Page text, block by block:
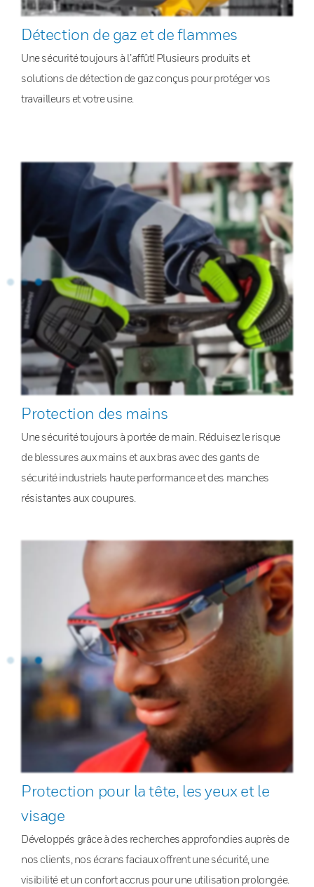
Détection de gaz et de flammes
Une sécurité toujours à l’affût! Plusieurs produits et
solutions de détection de gaz conçus pour protéger vos
travailleurs et votre usine.
Protection des mains
Une sécurité toujours à portée de main. Réduisez le risque
de blessures aux mains et aux bras avec des gants de
sécurité industriels haute performance et des manches
résistantes aux coupures.
Protection pour la tête, les yeux et le
visage
Développés grâce à des recherches approfondies auprès de
nos clients, nos écrans faciaux offrent une sécurité, une
visibilité et un confort accrus pour une utilisation prolongée.